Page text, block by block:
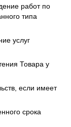
работ по
типа
услуг
Товара у
если имеет
срока